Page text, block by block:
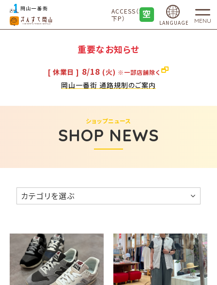
ACCESS（地
下P）
LANGUAGE MENU
重要なお知らせ
[ 休業日 ] 8/18 (火) ※一部店舗除く
岡山一番街 通路規制のご案内
SHOP NEWS
ショップニュース
カテゴリを選ぶ